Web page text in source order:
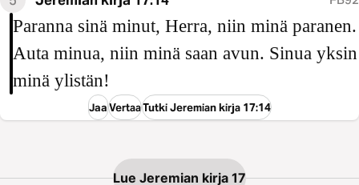
Paranna sinä minut, Herra, niin minä paranen.
Auta minua, niin minä saan avun. Sinua yksin
minä ylistän!
JaaVertaaTutki Jeremian kirja 17:14
Lue Jeremian kirja 17